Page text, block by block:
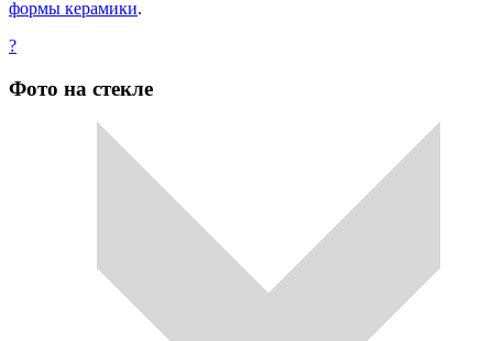
формы керамики.
?
Фото на стекле